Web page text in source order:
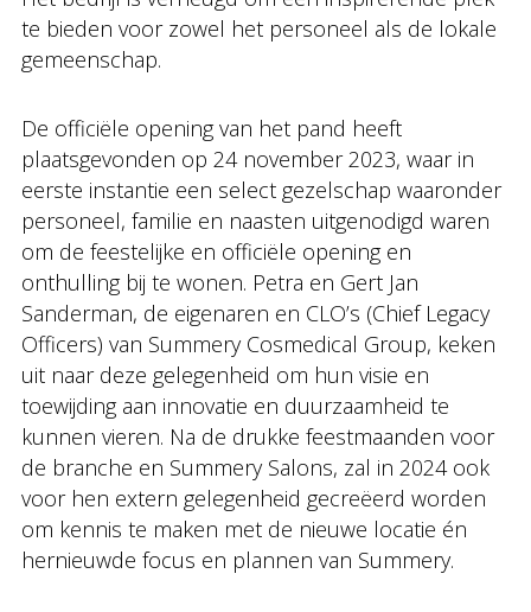
te bieden voor zowel het personeel als de lokale
gemeenschap.
De officiële opening van het pand heeft
plaatsgevonden op 24 november 2023, waar in
eerste instantie een select gezelschap waaronder
personeel, familie en naasten uitgenodigd waren
om de feestelijke en officiële opening en
onthulling bij te wonen. Petra en Gert Jan
Sanderman, de eigenaren en CLO’s (Chief Legacy
Officers) van Summery Cosmedical Group, keken
uit naar deze gelegenheid om hun visie en
toewijding aan innovatie en duurzaamheid te
kunnen vieren. Na de drukke feestmaanden voor
de branche en Summery Salons, zal in 2024 ook
voor hen extern gelegenheid gecreëerd worden
om kennis te maken met de nieuwe locatie én
hernieuwde focus en plannen van Summery.